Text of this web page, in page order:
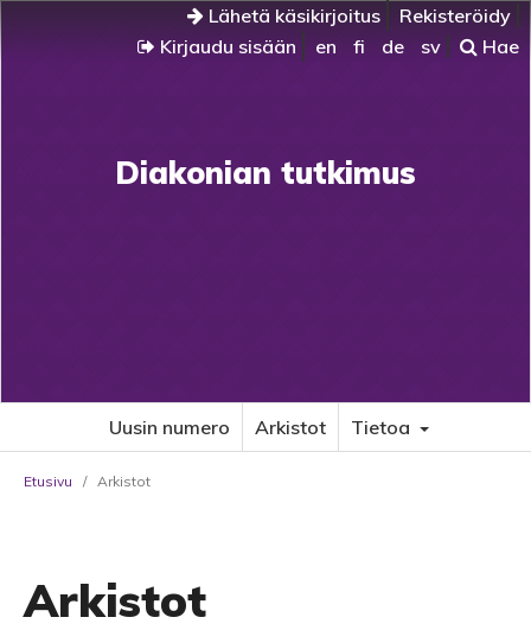
Lähetä käsikirjoitus
Rekisteröidy
Kirjaudu sisään
en fi de sv Hae
Diakonian tutkimus
Uusin numero Arkistot Tietoa
Etusivu / Arkistot
Arkistot